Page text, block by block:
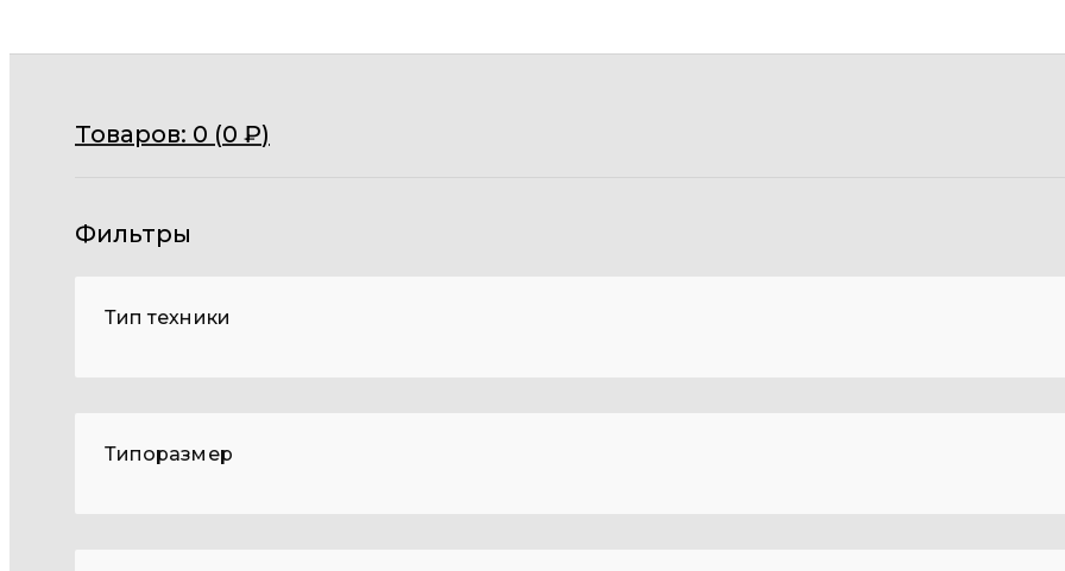
Товаров: 0 (0 ₽)
Фильтры
Тип техники
Типоразмер